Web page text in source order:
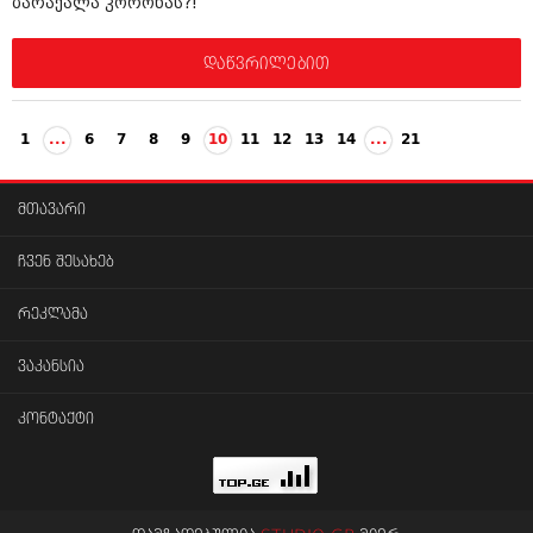
დაწვრილებით
1 ... 6 7 8 9 10 11 12 13 14 ... 21
მთავარი
ჩვენ შესახებ
რეკლამა
ვაკანსია
კონტაქტი